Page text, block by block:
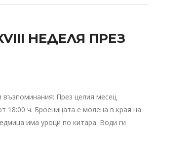
НЕДЕЛЯ ПРЕЗ
възпоминания: През целия месец
18:00 ч. Броеницата е молена в края на
има уроци по китара. Води ги